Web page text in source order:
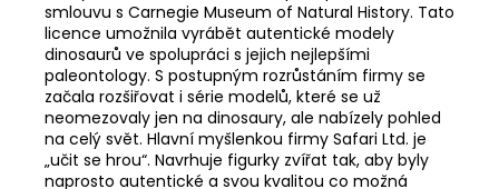
smlouvu s Carnegie Museum of Natural History. Tato
licence umožnila vyrábět autentické modely
dinosaurů ve spolupráci s jejich nejlepšími
paleontology. S postupným rozrůstáním firmy se
začala rozšiřovat i série modelů, které se už
neomezovaly jen na dinosaury, ale nabízely pohled
na celý svět. Hlavní myšlenkou firmy Safari Ltd. je
„učit se hrou“. Navrhuje figurky zvířat tak, aby byly
naprosto autentické a svou kvalitou co možná